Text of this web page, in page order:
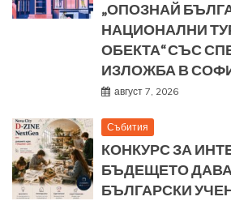
„ОПОЗНАЙ
НАЦИОНАЛНИ
ОБЕКТА“ СЪС
ИЗЛОЖБА В
август 7, 2026
Събития
КОНКУРС ЗА
БЪДЕЩЕТО
БЪЛГАРСКИ